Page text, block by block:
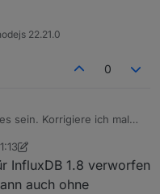
22.21.0
0
sein. Korrigiere ich mal
12. März 2021, 13:57
InfluxDB 1.8 verworfen
auch ohne